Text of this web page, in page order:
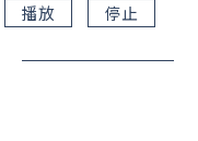
停止
播放